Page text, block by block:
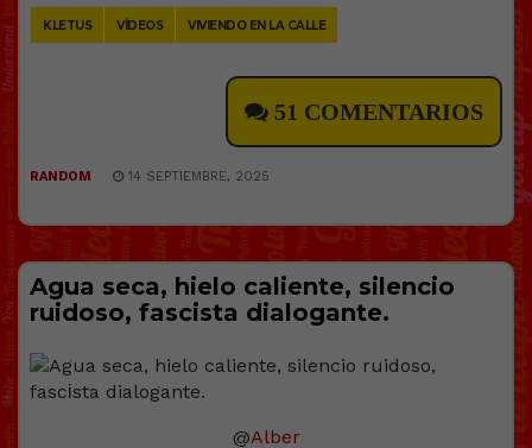
KLETUS VÍDEOS VIVIENDO EN LA CALLE
51 COMENTARIOS
RANDOM 14 SEPTIEMBRE, 2025
Agua seca, hielo caliente, silencio
ruidoso, fascіsta dialogante.
@Alber